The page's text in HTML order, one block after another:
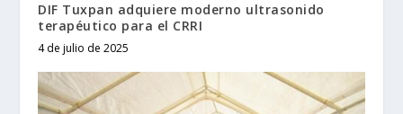
DIF Tuxpan adquiere moderno ultrasonido
terapéutico para el CRRI
4 de julio de 2025